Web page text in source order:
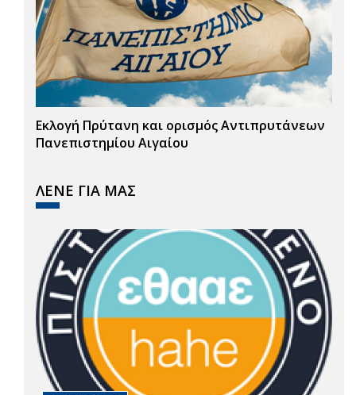
Εκλογή Πρύτανη και ορισμός Αντιπρυτάνεων
Πανεπιστημίου Αιγαίου
ΛΕΝΕ ΓΙΑ ΜΑΣ